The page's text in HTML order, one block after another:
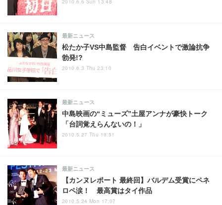
松たか子VS中島監督 告白イベントで激論抗争
勃発!?
最新ニュース
2010.6.3 Thu 23:10
中島映画の“ミューズ”土屋アンナが豪快トーク
「台詞覚えらんないの！」
最新ニュース
2010.5.27 Thu 19:51
【カンヌレポート 最終回】バルデム受賞にペネ
ロペ涙！ 最高賞はタイ作品
最新ニュース
2010.5.24 Mon 17:07